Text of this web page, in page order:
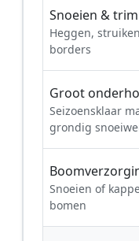
Snoeien &
Heggen,
borders
Groot
Seizoensklaar
grondig
Snoeien of
bomen